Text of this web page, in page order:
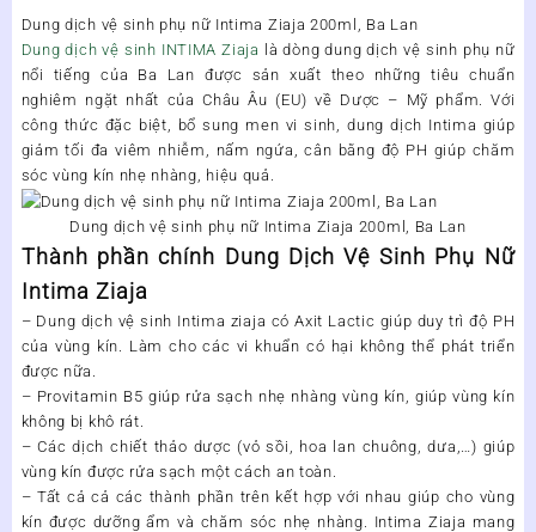
Dung dịch vệ sinh phụ nữ Intima Ziaja 200ml, Ba Lan
Dung dịch vệ sinh INTIMA Ziaja là dòng dung dịch vệ sinh phụ nữ
nổi tiếng của Ba Lan được sản xuất theo những tiêu chuẩn
nghiêm ngặt nhất của Châu Âu (EU) về Dược – Mỹ phẩm. Với
công thức đặc biệt, bổ sung men vi sinh, dung dịch Intima giúp
giảm tối đa viêm nhiễm, nấm ngứa, cân bằng độ PH giúp chăm
sóc vùng kín nhẹ nhàng, hiệu quả.
Dung dịch vệ sinh phụ nữ Intima Ziaja 200ml, Ba Lan
Thành phần chính Dung Dịch Vệ Sinh Phụ Nữ
Intima Ziaja
– Dung dịch vệ sinh Intima ziaja có Axit Lactic giúp duy trì độ PH
của vùng kín. Làm cho các vi khuẩn có hại không thể phát triển
được nữa.
– Provitamin B5 giúp rửa sạch nhẹ nhàng vùng kín, giúp vùng kín
không bị khô rát.
– Các dịch chiết thảo dược (vỏ sồi, hoa lan chuông, dưa,…) giúp
vùng kín được rửa sạch một cách an toàn.
– Tất cả cả các thành phần trên kết hợp với nhau giúp cho vùng
kín được dưỡng ẩm và chăm sóc nhẹ nhàng. Intima Ziaja mang